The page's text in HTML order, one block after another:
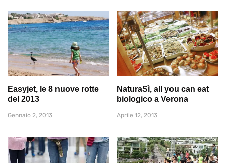
Easyjet, le 8 nuove rotte
del 2013
Gennaio 2, 2013
NaturaSì, all you can eat
biologico a Verona
Aprile 12, 2013